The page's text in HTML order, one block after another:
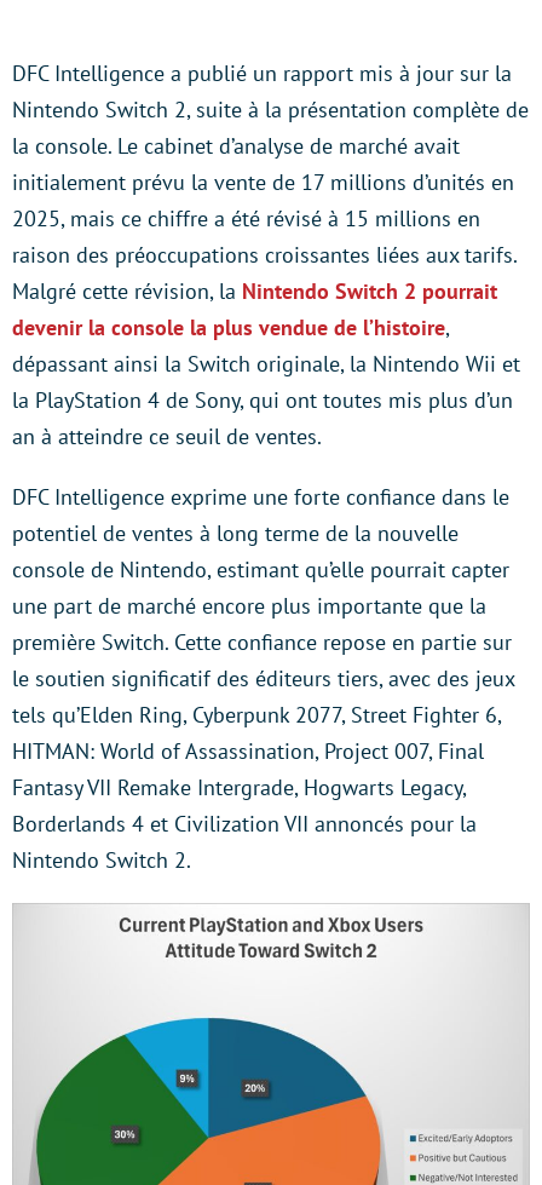
DFC Intelligence a publié un rapport mis à jour sur la
Nintendo Switch 2, suite à la présentation complète de
la console. Le cabinet d’analyse de marché avait
initialement prévu la vente de 17 millions d’unités en
2025, mais ce chiffre a été révisé à 15 millions en
raison des préoccupations croissantes liées aux tarifs.
Malgré cette révision, la Nintendo Switch 2 pourrait
devenir la console la plus vendue de l’histoire,
dépassant ainsi la Switch originale, la Nintendo Wii et
la PlayStation 4 de Sony, qui ont toutes mis plus d’un
an à atteindre ce seuil de ventes.
DFC Intelligence exprime une forte confiance dans le
potentiel de ventes à long terme de la nouvelle
console de Nintendo, estimant qu’elle pourrait capter
une part de marché encore plus importante que la
première Switch. Cette confiance repose en partie sur
le soutien significatif des éditeurs tiers, avec des jeux
tels qu’Elden Ring, Cyberpunk 2077, Street Fighter 6,
HITMAN: World of Assassination, Project 007, Final
Fantasy VII Remake Intergrade, Hogwarts Legacy,
Borderlands 4 et Civilization VII annoncés pour la
Nintendo Switch 2.